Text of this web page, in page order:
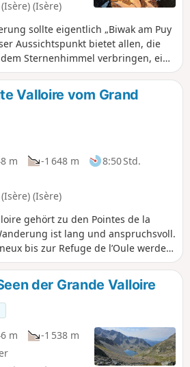
(Isère)
sollte eigentlich „Biwak am Puy
Aussichtspunkt bietet allen, die
Sternenhimmel verbringen, ein
herrliche Sonnenuntergänge und
grandiosen Panorama, dem
Wunderschöne Seen säumen die
ist regelmäßig zu sehen. Jede
erfordert Vorbereitung, und
Tour verlangt eine gründliche
Valloire vom Grand
m -1 648 m
8:50 Std.
(Isère)
gehört zu den Pointes de la
ist lang und anspruchsvoll.
bis zur Refuge de l’Oule werden
Die Passage de Tigneux ist alles
ist steil und rutschig. Anschließend
dem Kamm finden, aber was für
Wanderung, gespickt mit
der Grande Valloire
m
-1 538 m